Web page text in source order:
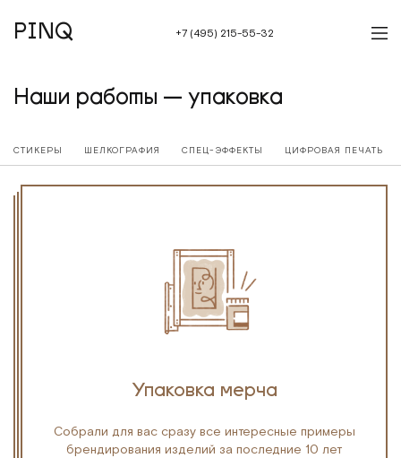
PINQ +7 (495) 215-55-32
Наши работы — упаковка
СТИКЕРЫ ШЕЛКОГРАФИЯ СПЕЦ-ЭФФЕКТЫ ЦИФРОВАЯ ПЕЧАТЬ
Упаковка мерча
Собрали для вас сразу все интересные примеры
брендирования изделий за последние 10 лет